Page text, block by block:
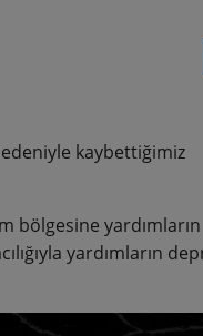
kaybettiğimiz
bölgesine yardımların
yardımların